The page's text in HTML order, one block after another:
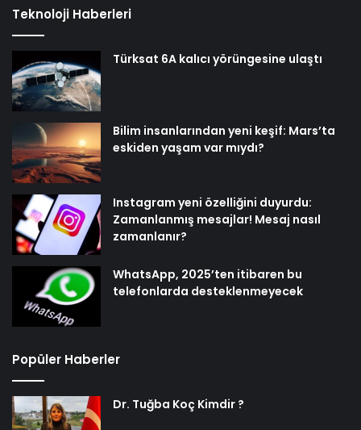
Teknoloji Haberleri
Türksat 6A kalıcı yörüngesine ulaştı
Bilim insanlarından yeni keşif: Mars’ta
eskiden yaşam var mıydı?
Instagram yeni özelliğini duyurdu:
Zamanlanmış mesajlar! Mesaj nasıl
zamanlanır?
WhatsApp, 2025’ten itibaren bu
telefonlarda desteklenmeyecek
Popüler Haberler
Dr. Tuğba Koç Kimdir ?